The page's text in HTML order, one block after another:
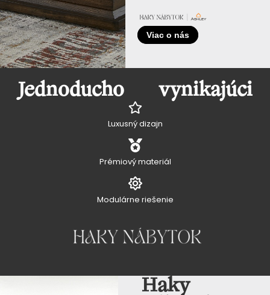
Viac o nás
Jednoducho vynikajúci
Luxusný dizajn
Prémiový materiál
Modulárne riešenie
Haky